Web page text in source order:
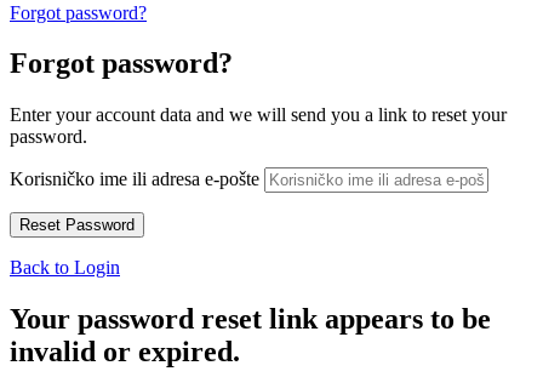
Forgot password?
Forgot password?
Enter your account data and we will send you a link to reset your
password.
Korisničko ime ili adresa e-pošte
Back to Login
Your password reset link appears to be
invalid or expired.